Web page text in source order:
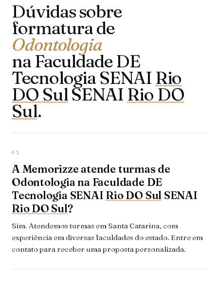
Dúvidas sobre
formatura de
Odontologia
na Faculdade DE
Tecnologia SENAI Rio
DO SulSENAI Rio DO
Sul.
01
A Memorizze atende turmas de
Odontologia na Faculdade DE
Tecnologia SENAI Rio DO Sul SENAI
Rio DO Sul?
Sim. Atendemos turmas em Santa Catarina, com
experiência em diversas faculdades do estado. Entre em
contato para receber uma proposta personalizada.